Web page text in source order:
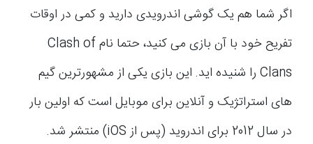
اگر شما هم یک گوشی اندرویدی دارید و کمی در اوقات
تفریح خود با آن بازی می کنید، حتما نام Clash of
Clans را شنیده اید. این بازی یکی از مشهورترین گیم
های استراتژیک و آنلاین برای موبایل است که اولین بار
در سال 2012 برای اندروید (پس از iOS) منتشر شد.